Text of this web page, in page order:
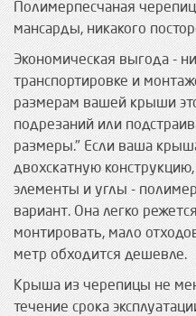
Полимерпесчаная
мансарды, никакого
Экономическая выгода -
транспортировке и
размерам вашей крыши
подрезаний или
размеры." Если ваша
двохскатную
элементы и углы -
вариант. Она легко
монтировать, мало
метр обходится дешевле.
Крыша из черепицы не
течение срока